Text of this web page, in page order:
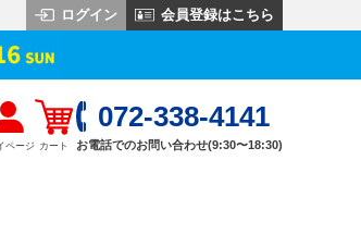
ログイン 会員登録はこちら
ページ カート
072-338-4141
お電話でのお問い合わせ(9:30〜18:30)